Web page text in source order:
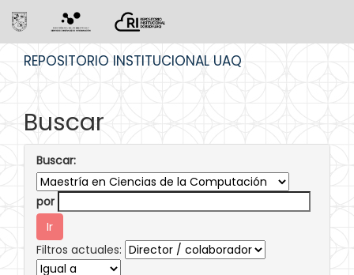
REPOSITORIO INSTITUCIONAL UAQ
Buscar
Buscar:
por
Filtros actuales: